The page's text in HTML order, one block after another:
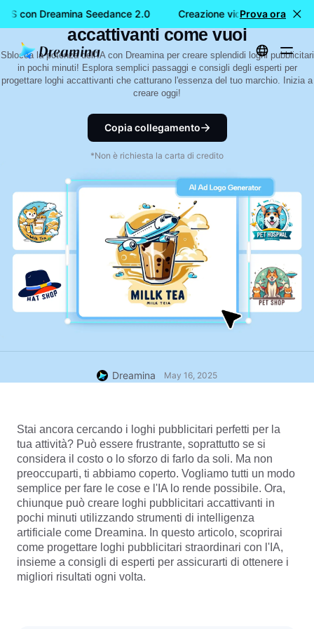
con Dreamina Seedance 2.0 Creazione video GRATIS
Prova ora
AI Ad Logo Generator: crea loghi
accattivanti come vuoi
Sblocca la potenza dell'IA con Dreamina per creare splendidi loghi pubblicitari
in pochi minuti! Esplora semplici passaggi e consigli degli esperti per
progettare loghi accattivanti che catturano l'essenza del tuo marchio. Inizia a
creare oggi!
Copia collegamento
*Non è richiesta la carta di credito
Dreamina May 16, 2025
Stai ancora cercando i loghi pubblicitari perfetti per la
tua attività? Può essere frustrante, soprattutto se si
considera il costo o lo sforzo di farlo da soli. Ma non
preoccuparti, ti abbiamo coperto. Vogliamo tutti un modo
semplice per fare le cose e l'IA lo rende possibile. Ora,
chiunque può creare loghi pubblicitari accattivanti in
pochi minuti utilizzando strumenti di intelligenza
artificiale come Dreamina. In questo articolo, scoprirai
come progettare loghi pubblicitari straordinari con l'IA,
insieme a consigli di esperti per assicurarti di ottenere i
migliori risultati ogni volta.